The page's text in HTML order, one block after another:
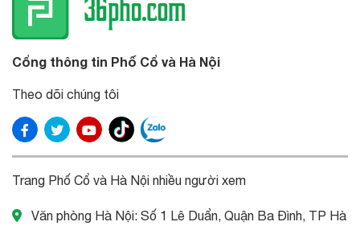
Cổng thông tin Phố Cổ và Hà Nội
Theo dõi chúng tôi
Trang Phố Cổ và Hà Nội nhiều người xem
Văn phòng Hà Nội: Số 1 Lê Duẩn, Quận Ba Đình, TP Hà